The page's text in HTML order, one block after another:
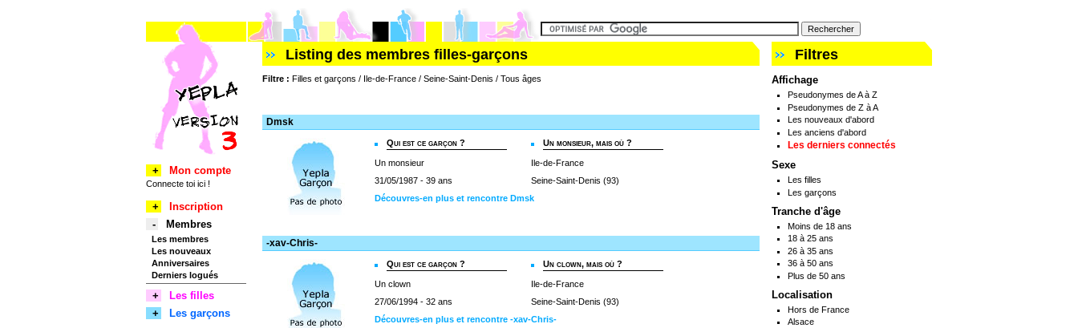
Listing des membres filles-garçons
Filtre : Filles et garçons / Ile-de-France / Seine-Saint-Denis / Tous âges
Dmsk
Qui est ce garçon ?
Un monsieur
31/05/1987 - 39 ans
Un monsieur, mais où ?
Ile-de-France
Seine-Saint-Denis (93)
Découvres-en plus et rencontre Dmsk
-xav-Chris-
Qui est ce garçon ?
Un clown
27/06/1994 - 32 ans
Un clown, mais où ?
Ile-de-France
Seine-Saint-Denis (93)
Découvres-en plus et rencontre -xav-Chris-
Filtres
Affichage
Pseudonymes de A à Z
Pseudonymes de Z à A
Les nouveaux d'abord
Les anciens d'abord
Les derniers connectés
Sexe
Les filles
Les garçons
Tranche d'âge
Moins de 18 ans
18 à 25 ans
26 à 35 ans
36 à 50 ans
Plus de 50 ans
Localisation
Hors de France
Alsace
+ Mon compte
Connecte toi ici !
+
Inscription
-
Membres
Les membres
Les nouveaux
Anniversaires
Derniers logués
+
Les filles
+
Les garçons